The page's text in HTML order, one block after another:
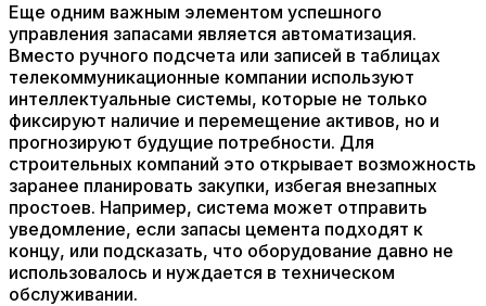
Еще одним важным элементом успешного
управления запасами является автоматизация.
Вместо ручного подсчета или записей в таблицах
телекоммуникационные компании используют
интеллектуальные системы, которые не только
фиксируют наличие и перемещение активов, но и
прогнозируют будущие потребности. Для
строительных компаний это открывает возможность
заранее планировать закупки, избегая внезапных
простоев. Например, система может отправить
уведомление, если запасы цемента подходят к
концу, или подсказать, что оборудование давно не
использовалось и нуждается в техническом
обслуживании.